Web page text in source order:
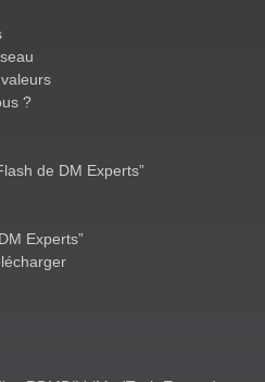
?
de DM Experts”
Experts”